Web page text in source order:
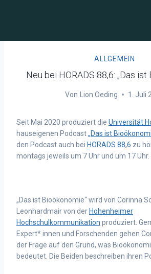
ALLGEMEIN
Neu bei HORADS 88,6: „Das ist
Von Lion Oeding 1. Juli
Seit Mai 2020 produziert die Universität
hauseigenen Podcast„Das ist
den Podcast auch bei HORADS 88,6 zu
montags jeweils um 7 Uhr und um 17 Uhr.
„Das ist Bioökonomie“ wird von Corinna
Leonhardmair von der Hohenheimer
Hochschulkommunikation produziert.
Expert* innen und Forschenden gehen
der Frage auf den Grund, was
bedeutet. Die Beiden beschreiben ihren